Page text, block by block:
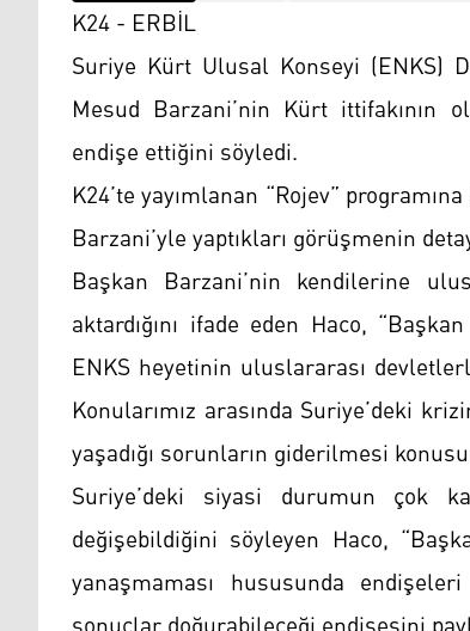
K24 - ERBİL
Suriye Kürt Ulusal Konseyi (ENKS)
Mesud Barzani’nin Kürt ittifakının
endişe ettiğini söyledi.
K24’te yayımlanan “Rojev”
Barzani’yle yaptıkları görüşmenin
Başkan Barzani’nin kendilerine
aktardığını ifade eden Haco,
ENKS heyetinin uluslararası
Konularımız arasında Suriye’deki
yaşadığı sorunların giderilmesi
Suriye’deki siyasi durumun çok
değişebildiğini söyleyen Haco,
yanaşmaması hususunda